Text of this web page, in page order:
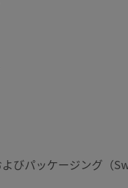
びパッケージング（